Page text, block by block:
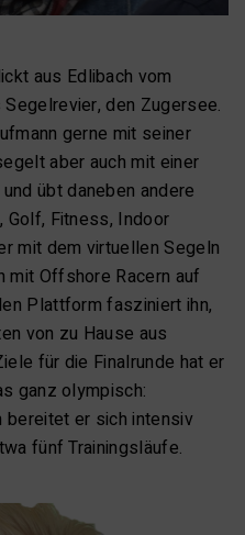
aus Edlibach vom
den Zugersee.
gerne mit seiner
aber auch mit einer
übt daneben andere
Golf, Fitness, Indoor
mit dem virtuellen Segeln
Offshore Racern auf
Plattform fasziniert ihn,
von zu Hause aus
für die Finalrunde hat er
ganz olympisch:
bereitet er sich intensiv
fünf Trainingsläufe.